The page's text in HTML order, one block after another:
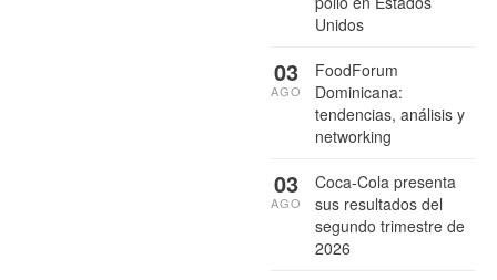
Unidos
FoodForum
Dominicana:
tendencias, análisis y
networking
03
AGO
Coca-Cola presenta
sus resultados del
segundo trimestre de
2026
03
AGO